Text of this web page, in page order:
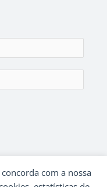
com a nossa